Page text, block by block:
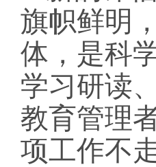
旗帜鲜明
体，是科
学习研读
教育管理
项工作不